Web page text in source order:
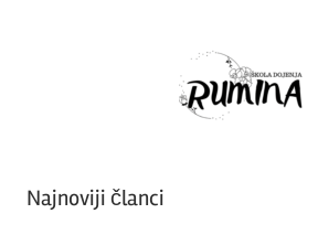
Najnoviji članci